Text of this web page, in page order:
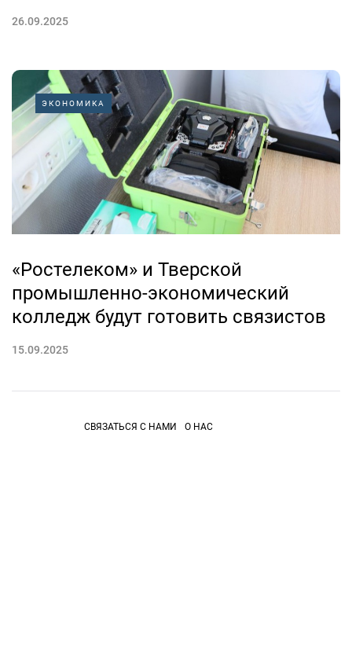
26.09.2025
ЭКОНОМИКА
«Ростелеком» и Тверской
промышленно-экономический
колледж будут готовить связистов
15.09.2025
СВЯЗАТЬСЯ С НАМИ О НАС